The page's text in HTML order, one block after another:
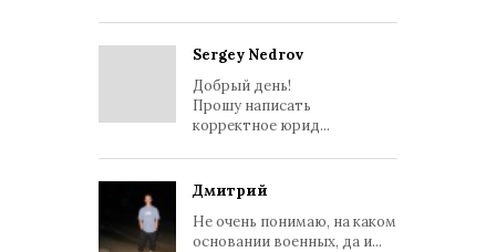
Sergey Nedrov
Добрый день!
Прошу написать
корректное юрид...
Дмитрий
Не очень понимаю, на каком
основании военных, да и...